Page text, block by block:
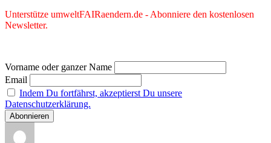
Unterstütze umweltFAIRaendern.de - Abonniere den kostenlosen
Newsletter.
Vorname oder ganzer Name
Email
Indem Du fortfährst, akzeptierst Du unsere
Datenschutzerklärung.